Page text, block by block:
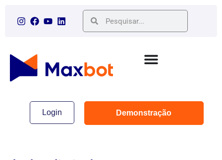
Login Demonstração